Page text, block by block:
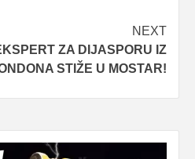
NEXT
ZA DIJASPORU IZ
STIŽE U MOSTAR!